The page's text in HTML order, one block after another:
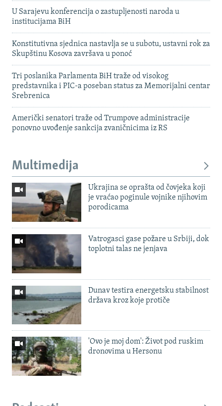
U Sarajevu konferencija o zastupljenosti naroda u
institucijama BiH
Konstitutivna sjednica nastavlja se u subotu, ustavni rok za
Skupštinu Kosova završava u ponoć
Tri poslanika Parlamenta BiH traže od visokog
predstavnika i PIC-a poseban status za Memorijalni centar
Srebrenica
Američki senatori traže od Trumpove administracije
ponovno uvođenje sankcija zvaničnicima iz RS
Multimedija
Ukrajina se oprašta od čovjeka koji
je vraćao poginule vojnike njihovim
porodicama
Vatrogasci gase požare u Srbiji, dok
toplotni talas ne jenjava
Dunav testira energetsku stabilnost
država kroz koje protiče
'Ovo je moj dom': Život pod ruskim
dronovima u Hersonu